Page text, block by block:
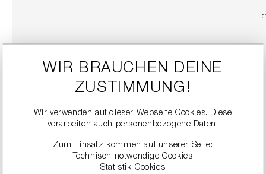
SNEAKER
279,00 €
WIR BRAUCHEN DEINE
ZUSTIMMUNG!
Wir verwenden auf dieser Webseite Cookies. Diese
verarbeiten auch personenbezogene Daten.
Zum Einsatz kommen auf unserer Seite:
Technisch notwendige Cookies
Statistik-Cookies